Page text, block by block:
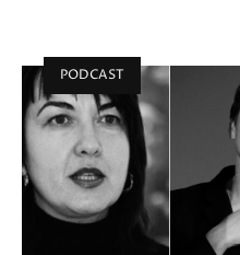
PODCAST